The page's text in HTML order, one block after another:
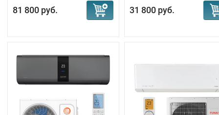
81 800 руб. 31 800 руб.